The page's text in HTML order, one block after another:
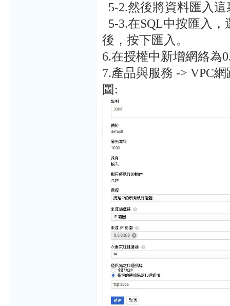
5-2.然後將資料匯入這
5-3.在SQL中按匯入
後，按下匯入。
6.在授權中新增網絡為
7.產品與服務 -> VPC
圖: